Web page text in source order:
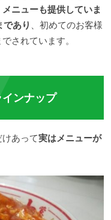
ニューも提供していま
あり 、初めてのお客様
されています。
ンナップ
あって実はメニューが